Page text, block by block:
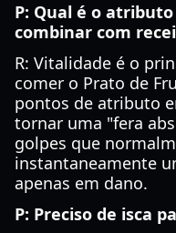
P: Qual é o
combinar com
R: Vitalidade é o
comer o Prato de
pontos de atributo
tornar uma "fera
golpes que
instantaneamente
apenas em dano.
P: Preciso de isca